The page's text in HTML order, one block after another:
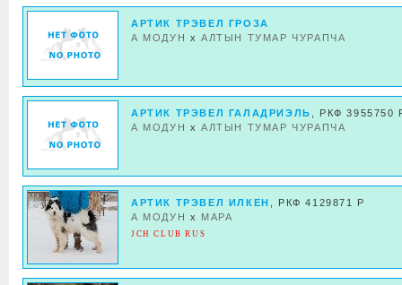
АРТИК ТРЭВЕЛ ГРОЗА
А МОДУН xАЛТЫН ТУМАР ЧУРАПЧА
АРТИК ТРЭВЕЛ ГАЛАДРИЭЛЬ
, РКФ 3955750
А МОДУН xАЛТЫН ТУМАР ЧУРАПЧА
АРТИК ТРЭВЕЛ ИЛКЕН
, РКФ 4129871 Р
А МОДУН x МАРА
JCH CLUB RUS